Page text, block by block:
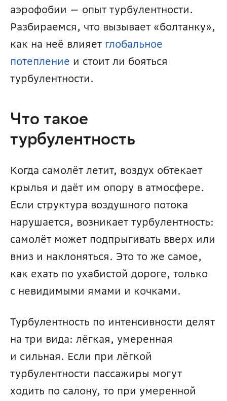
аэрофобии — опыт турбулентности.
Разбираемся, что вызывает «болтанку»,
как на неё влияет глобальное
потепление и стоит ли бояться
турбулентности.
Что такое
турбулентность
Когда самолёт летит, воздух обтекает
крылья и даёт им опору в атмосфере.
Если структура воздушного потока
нарушается, возникает турбулентность:
самолёт может подпрыгивать вверх или
вниз и наклоняться. Это то же самое,
как ехать по ухабистой дороге, только
с невидимыми ямами и кочками.
Турбулентность по интенсивности делят
на три вида: лёгкая, умеренная
и сильная. Если при лёгкой
турбулентности пассажиры могут
ходить по салону, то при умеренной